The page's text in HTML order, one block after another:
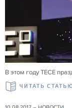
В этом году ТЕСЕ
ЧИТАТЬ